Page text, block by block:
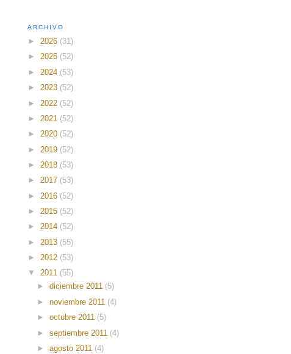
ARCHIVO
►2026 (31)
►2025 (52)
► 2024 (53)
►2023 (52)
► 2022 (52)
► 2021 (52)
►2020 (52)
► 2019 (52)
► 2018 (53)
►2017 (53)
► 2016 (52)
► 2015 (52)
►2014 (52)
► 2013 (55)
► 2012 (53)
▼2011 (55)
►diciembre 2011 (5)
►noviembre 2011 (4)
►octubre 2011 (5)
►septiembre 2011 (4)
►agosto 2011 (4)